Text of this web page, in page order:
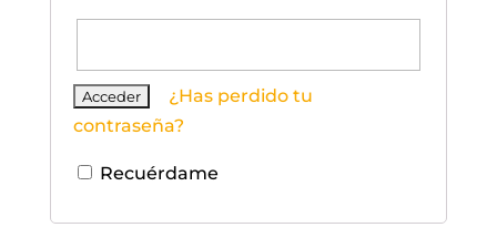
¿Has perdido tu
contraseña?
Recuérdame